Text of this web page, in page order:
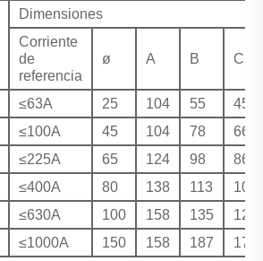
Dimensiones
Corriente
de
referencia
ø A B C
≤63A 25 104 55
45
≤100A 45 104 78
66
≤225A 65 124 98
86
≤400A 80 138 113
101
≤630A 100 158 135
123
≤1000A 150 158 187 170